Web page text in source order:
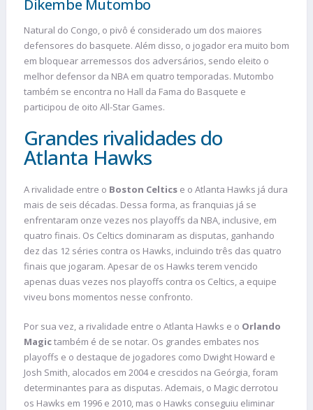
Dikembe Mutombo
Natural do Congo, o pivô é considerado um dos maiores
defensores do basquete. Além disso, o jogador era muito bom
em bloquear arremessos dos adversários, sendo eleito o
melhor defensor da NBA em quatro temporadas. Mutombo
também se encontra no Hall da Fama do Basquete e
participou de oito All-Star Games.
Grandes rivalidades do
Atlanta Hawks
A rivalidade entre o Boston Celtics e o Atlanta Hawks já dura
mais de seis décadas. Dessa forma, as franquias já se
enfrentaram onze vezes nos playoffs da NBA, inclusive, em
quatro finais. Os Celtics dominaram as disputas, ganhando
dez das 12 séries contra os Hawks, incluindo três das quatro
finais que jogaram. Apesar de os Hawks terem vencido
apenas duas vezes nos playoffs contra os Celtics, a equipe
viveu bons momentos nesse confronto.
Por sua vez, a rivalidade entre o Atlanta Hawks e o Orlando
Magictambém é de se notar. Os grandes embates nos
playoffs e o destaque de jogadores como Dwight Howard e
Josh Smith, alocados em 2004 e crescidos na Geórgia, foram
determinantes para as disputas. Ademais, o Magic derrotou
os Hawks em 1996 e 2010, mas o Hawks conseguiu eliminar